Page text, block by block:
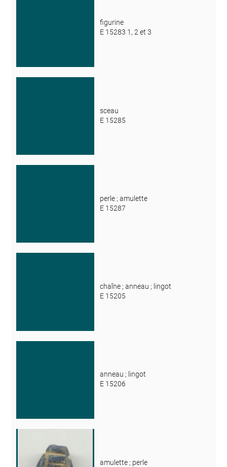
figurine
E 15283 1, 2 et 3
sceau
E 15285
perle ; amulette
E 15287
chaîne ; anneau ; lingot
E 15205
anneau ; lingot
E 15206
amulette ; perle